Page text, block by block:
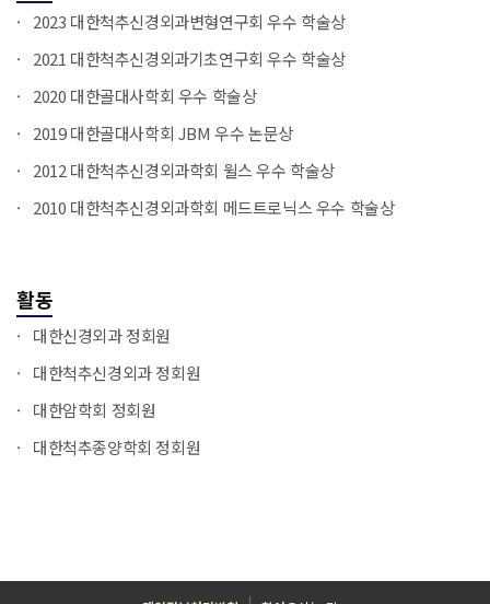
2023 대한척추신경외과변형연구회 우수 학술상
2021 대한척추신경외과기초연구회 우수 학술상
2020 대한골대사학회 우수 학술상
2019 대한골대사학회 JBM 우수 논문상
2012 대한척추신경외과학회 윌스 우수 학술상
2010 대한척추신경외과학회 메드트로닉스 우수 학술상
활동
대한신경외과 정회원
대한척추신경외과 정회원
대한암학회 정회원
대한척추종양학회 정회원